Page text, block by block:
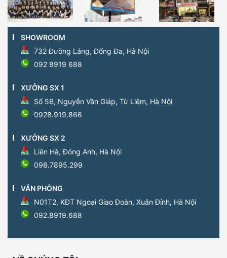
SHOWROOM
732 Đường Láng, Đống Đa, Hà Nội
092 8919 688
XƯỞNG SX 1
Số 5B, Nguyễn Văn Giáp, Từ Liêm, Hà Nội
0928.919.866
XƯỞNG SX 2
Liên Hà, Đông Anh, Hà Nội
098.7895.299
VĂN PHÒNG
N01T2, KĐT Ngoại Giao Đoàn, Xuân Đỉnh, Hà Nội
092.8919.688